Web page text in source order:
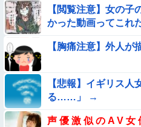
【動画】小池栄子似のGカップ
襲われてオッパイ揉まれた」
【衝撃】ガチで『意識高い無能
【画像】お前らこの超美人が整
【動画】こういう貧乳の陰女と
【閲覧注意】女の子
かった動画ってこれ
【胸痛注意】外人
【悲報】イギリス
る……」 →
声 優 激 似 の A V 女